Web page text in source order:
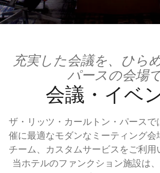
充実した会議を、ひら
パースの会場
会議・イベ
ザ・リッツ・カールトン・パースで
催に最適なモダンなミーティング会
チーム、カスタムサービスをご利用
当ホテルのファンクション施設は